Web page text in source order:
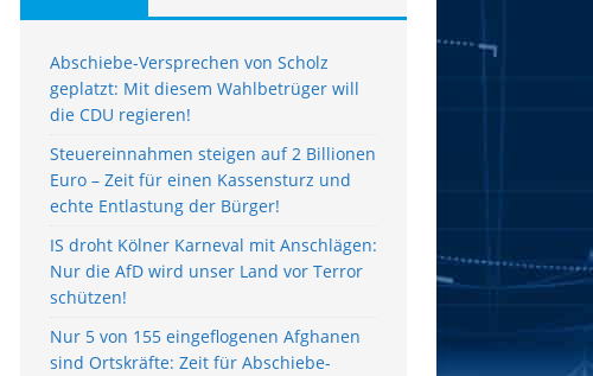
Abschiebe-Versprechen von Scholz
geplatzt: Mit diesem Wahlbetrüger will
die CDU regieren!
Steuereinnahmen steigen auf 2 Billionen
Euro – Zeit für einen Kassensturz und
echte Entlastung der Bürger!
IS droht Kölner Karneval mit Anschlägen:
Nur die AfD wird unser Land vor Terror
schützen!
Nur 5 von 155 eingeflogenen Afghanen
sind Ortskräfte: Zeit für Abschiebe-